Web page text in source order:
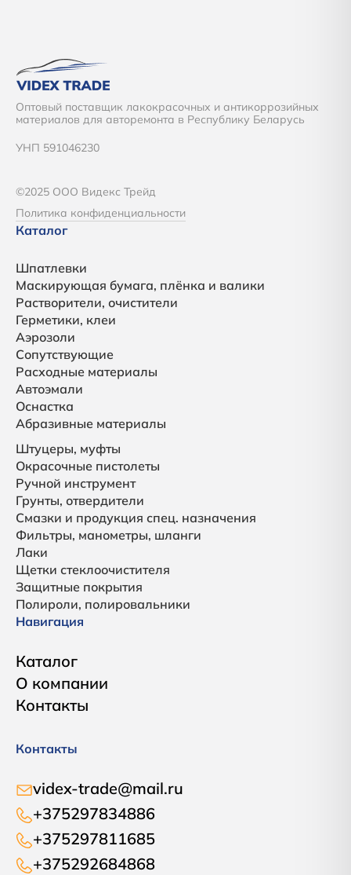
Оптовый поставщик лакокрасочных и антикоррозийных
материалов для авторемонта в Республику Беларусь
УНП 591046230
©2025 ООО Видекс Трейд
Политика конфиденциальности
Каталог
Шпатлевки
Маскирующая бумага, плёнка и валики
Растворители, очистители
Герметики, клеи
Аэрозоли
Сопутствующие
Расходные материалы
Автоэмали
Оснастка
Абразивные материалы
Штуцеры, муфты
Окрасочные пистолеты
Ручной инструмент
Грунты, отвердители
Смазки и продукция спец. назначения
Фильтры, манометры, шланги
Лаки
Щетки стеклоочистителя
Защитные покрытия
Полироли, полировальники
Навигация
Каталог
О компании
Контакты
Контакты
videx-trade@mail.ru
+375297834886
+375297811685
+375292684868